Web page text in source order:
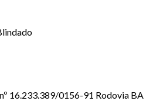
16.233.389/0156-91 Rodovia BA